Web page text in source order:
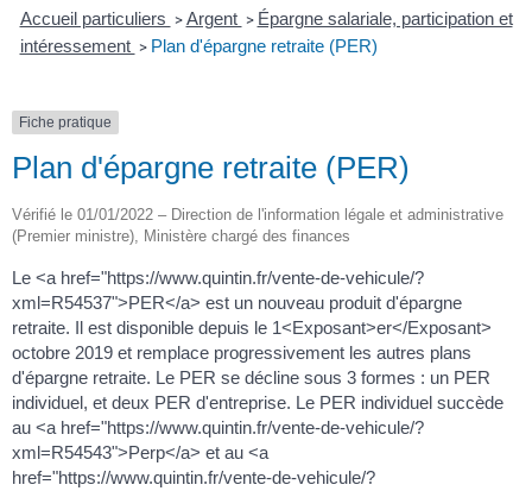
Accueil particuliers > Argent > Épargne salariale, participation et
intéressement > Plan d'épargne retraite (PER)
Fiche pratique
Plan d'épargne retraite (PER)
Vérifié le 01/01/2022 – Direction de l'information légale et administrative
(Premier ministre), Ministère chargé des finances
Le <a href="https://www.quintin.fr/vente-de-vehicule/?
xml=R54537">PER</a> est un nouveau produit d'épargne
retraite. Il est disponible depuis le 1<Exposant>er</Exposant>
octobre 2019 et remplace progressivement les autres plans
d'épargne retraite. Le PER se décline sous 3 formes : un PER
individuel, et deux PER d'entreprise. Le PER individuel succède
au <a href="https://www.quintin.fr/vente-de-vehicule/?
xml=R54543">Perp</a> et au <a
href="https://www.quintin.fr/vente-de-vehicule/?